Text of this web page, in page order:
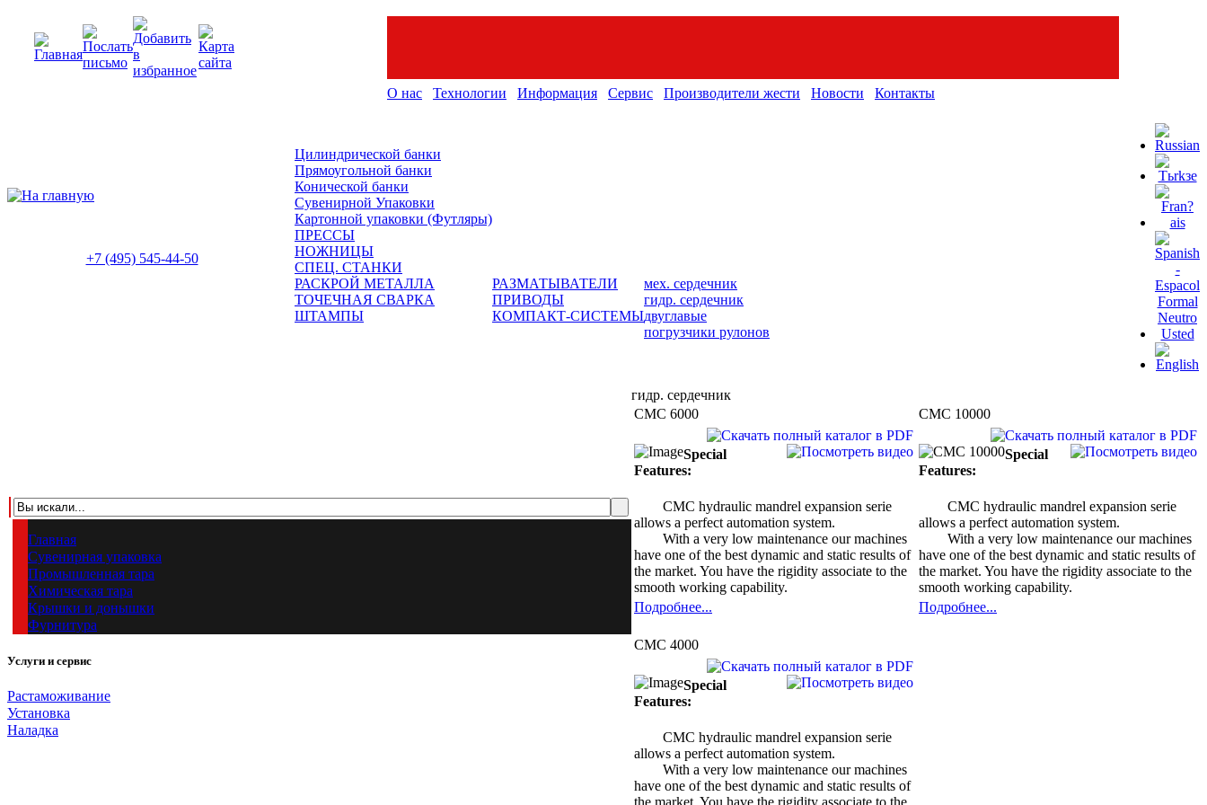
О нас Технологии Информация Сервис Производители жести Новости Контакты
+7 (495) 545-44-50
Цилиндрической банки
Прямоугольной банки
Конической банки
Сувенирной Упаковки
Картонной упаковки (Футляры)
ПРЕССЫ
НОЖНИЦЫ
СПЕЦ. СТАНКИ
РАСКРОЙ МЕТАЛЛА
РАЗМАТЫВАТЕЛИ
мех. сердечник
ТОЧЕЧНАЯ СВАРКА
ПРИВОДЫ
гидр. сердечник
ШТАМПЫ
КОМПАКТ-СИСТЕМЫдвуглавые
погрузчики рулонов
Главная
Сувенирная упаковка
Промышленная тара
Химическая тара
Крышки и донышки
Фурнитура
Услуги и сервис
Растаможивание
Установка
Наладка
гидр. сердечник
CMC 6000
Special
Features:
CMC hydraulic mandrel expansion serie
allows a perfect automation system.
With a very low maintenance our machines
have one of the best dynamic and static results of
the market. You have the rigidity associate to the
smooth working capability.
Подробнее...
CMC 10000
Special
Features:
CMC hydraulic mandrel expansion serie
allows a perfect automation system.
With a very low maintenance our machines
have one of the best dynamic and static results of
the market. You have the rigidity associate to the
smooth working capability.
Подробнее...
CMC 4000
Special
Features:
CMC hydraulic mandrel expansion serie
allows a perfect automation system.
With a very low maintenance our machines
have one of the best dynamic and static results of
the market. You have the rigidity associate to the